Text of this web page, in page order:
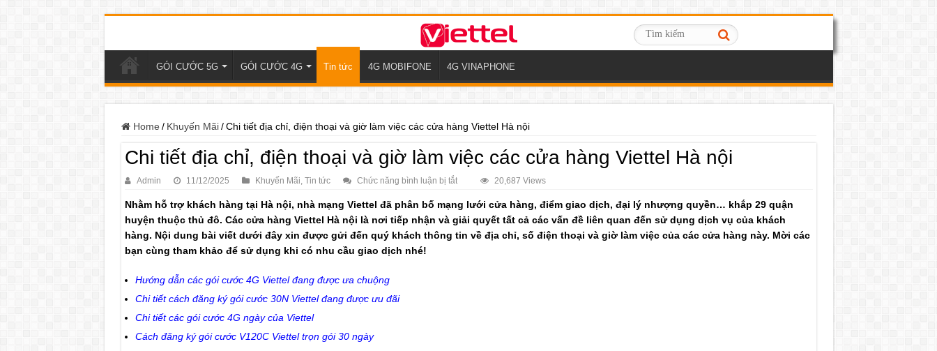
GÓI CƯỚC 5G GÓI CƯỚC 4G Tin tức 4G MOBIFONE 4G VINAPHONE
Home / Khuyến Mãi / Chi tiết địa chỉ, điện thoại và giờ làm việc các cửa hàng Viettel Hà nội
Chi tiết địa chỉ, điện thoại và giờ làm việc các cửa hàng Viettel Hà nội
Admin 11/12/2025 Khuyến Mãi, Tin tức Chức năng bình luận bị tắtở
tiết
địa
chỉ,
thoại
20,687 Views
Nhằm hỗ trợ khách hàng tại Hà nội, nhà mạng Viettel đã phân bố mạng lưới cửa hàng, điểm giao dịch, đại lý nhượng quyền… khắp 29 quận
huyện thuộc thủ đô. Các cửa hàng Viettel Hà nội là nơi tiếp nhận và giải quyết tất cả các vấn đề liên quan đến sử dụng dịch vụ của khách
hàng. Nội dung bài viết dưới đây xin được gửi đến quý khách thông tin về địa chỉ, số điện thoại và giờ làm việc của các cửa hàng này. Mời các
bạn cùng tham khảo để sử dụng khi có nhu cầu giao dịch nhé!
Hướng dẫn các gói cước 4G Viettel đang được ưa chuộng
Chi tiết cách đăng ký gói cước 30N Viettel đang được ưu đãi
Chi tiết các gói cước 4G ngày của Viettel
Cách đăng ký gói cước V120C Viettel trọn gói 30 ngày